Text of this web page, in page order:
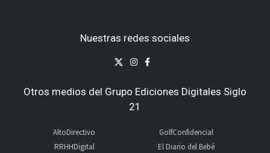
Nuestras redes sociales
Otros medios del Grupo Ediciones Digitales Siglo
21
AltoDirectivo
RRHHDigital
GolfConfidencial
El Diario del Bebé